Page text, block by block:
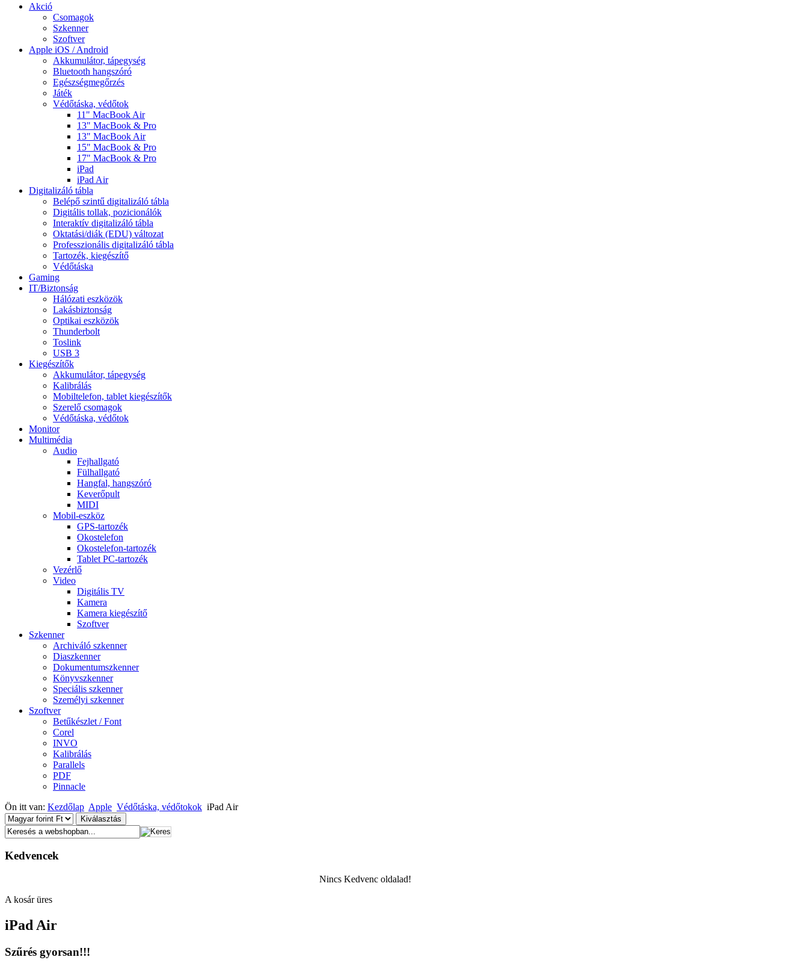
Akció
Csomagok
Szkenner
Szoftver
Apple iOS / Android
Akkumulátor, tápegység
Bluetooth hangszóró
Egészségmegőrzés
Játék
Védőtáska, védőtok
11" MacBook Air
13" MacBook & Pro
13" MacBook Air
15" MacBook & Pro
17" MacBook & Pro
iPad
iPad Air
Digitalizáló tábla
Belépő szintű digitalizáló tábla
Digitális tollak, pozicionálók
Interaktív digitalizáló tábla
Oktatási/diák (EDU) változat
Professzionális digitalizáló tábla
Tartozék, kiegészítő
Védőtáska
Gaming
IT/Biztonság
Hálózati eszközök
Lakásbiztonság
Optikai eszközök
Thunderbolt
Toslink
USB 3
Kiegészítők
Akkumulátor, tápegység
Kalibrálás
Mobiltelefon, tablet kiegészítők
Szerelő csomagok
Védőtáska, védőtok
Monitor
Multimédia
Audio
Fejhallgató
Fülhallgató
Hangfal, hangszóró
Keverőpult
MIDI
Mobil-eszköz
GPS-tartozék
Okostelefon
Okostelefon-tartozék
Tablet PC-tartozék
Vezérlő
Video
Digitális TV
Kamera
Kamera kiegészítő
Szoftver
Szkenner
Archiváló szkenner
Diaszkenner
Dokumentumszkenner
Könyvszkenner
Speciális szkenner
Személyi szkenner
Szoftver
Betűkészlet / Font
Corel
INVO
Kalibrálás
Parallels
PDF
Pinnacle
Ön itt van: Kezdőlap Apple Védőtáska, védőtokok iPad Air
Kedvencek
Nincs Kedvenc oldalad!
A kosár üres
iPad Air
Szűrés gyorsan!!!